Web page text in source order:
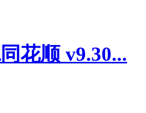
同花顺 v9.30...